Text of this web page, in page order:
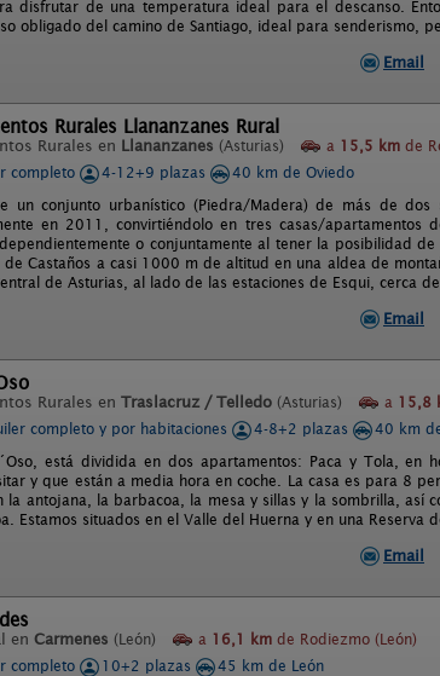
disfrutar de una temperatura ideal para el descanso.
obligado del camino de Santiago, ideal para senderismo,
Email
Rurales Llananzanes Rural
Rurales en Llananzanes (Asturias) a 15,5 km de
completo
4-12+9 plazas
40 km de Oviedo
un conjunto urbanístico (Piedra/Madera) de más de
en 2011, convirtiéndolo en tres casas/
o conjuntamente al tener la posibilidad
de Castaños a casi 1000 m de altitud en una aldea de
de Asturias, al lado de las estaciones de Esqui, cerca
Email
Rurales en Traslacruz / Telledo (Asturias) a 15,8
completo y por habitaciones
4-8+2 plazas
40 km
está dividida en dos apartamentos: Paca y Tola, en
y que están a media hora en coche. La casa es para 8
la antojana, la barbacoa, la mesa y sillas y la sombrilla, así
Estamos situados en el Valle del Huerna y en una Reserva
Email
en Carmenes (León) a 16,1 km de Rodiezmo (León)
completo
10+2 plazas
45 km de León